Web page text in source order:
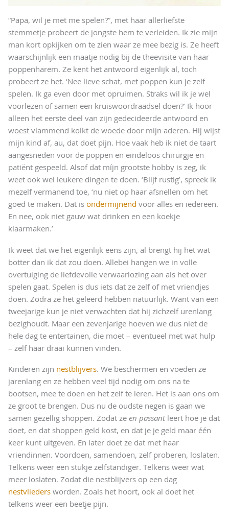
“Papa, wil je met me spelen?”, met haar allerliefste
stemmetje probeert de jongste hem te verleiden. Ik zie mijn
man kort opkijken om te zien waar ze mee bezig is. Ze heeft
waarschijnlijk een maatje nodig bij de theevisite van haar
poppenharem. Ze kent het antwoord eigenlijk al, toch
probeert ze het. ‘Nee lieve schat, met poppen kun je zelf
spelen. Ik ga even door met opruimen. Straks wil ik je wel
voorlezen of samen een kruiswoordraadsel doen?’ Ik hoor
alleen het eerste deel van zijn gedecideerde antwoord en
woest vlammend kolkt de woede door mijn aderen. Hij wijst
mijn kind af, au, dat doet pijn. Hoe vaak heb ik niet de taart
aangesneden voor de poppen en eindeloos chirurgje en
patiënt gespeeld. Alsof dat míjn grootste hobby is zeg, ik
weet ook wel leukere dingen te doen. ‘Blijf rustig’, spreek ik
mezelf vermanend toe, ‘nu niet op haar afsnellen om het
goed te maken. Dat is ondermijnend voor alles en iedereen.
En nee, ook niet gauw wat drinken en een koekje
klaarmaken.’
Ik weet dat we het eigenlijk eens zijn, al brengt hij het wat
botter dan ik dat zou doen. Allebei hangen we in volle
overtuiging de liefdevolle verwaarlozing aan als het over
spelen gaat. Spelen is dus iets dat ze zelf of met vriendjes
doen. Zodra ze het geleerd hebben natuurlijk. Want van een
tweejarige kun je niet verwachten dat hij zichzelf urenlang
bezighoudt. Maar een zevenjarige hoeven we dus niet de
hele dag te entertainen, die moet – eventueel met wat hulp
– zelf haar draai kunnen vinden.
Kinderen zijn nestblijvers. We beschermen en voeden ze
jarenlang en ze hebben veel tijd nodig om ons na te
bootsen, mee te doen en het zelf te leren. Het is aan ons om
ze groot te brengen. Dus nu de oudste negen is gaan we
samen gezellig shoppen. Zodat ze en passantleert hoe je dat
doet, en dat shoppen geld kost, en dat je je geld maar één
keer kunt uitgeven. En later doet ze dat met haar
vriendinnen. Voordoen, samendoen, zelf proberen, loslaten.
Telkens weer een stukje zelfstandiger. Telkens weer wat
meer loslaten. Zodat die nestblijvers op een dag
nestvlieders worden. Zoals het hoort, ook al doet het
telkens weer een beetje pijn.